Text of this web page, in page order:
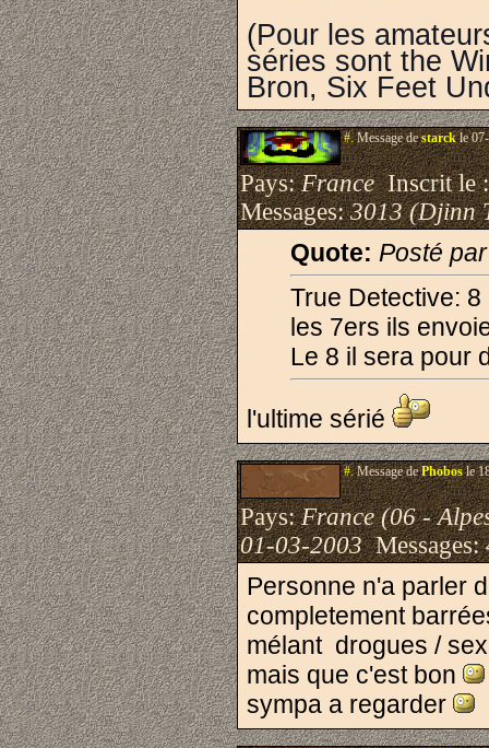
(Pour les
séries sont the
Bron, Six Feet
#.Message destarckle
Pays:FranceInscrit le
Messages:3013 (Djinn
Quote: Posté
True Detective:
les 7ers ils
Le 8 il sera pour
l'ultime sérié
#.Message dePhobosle
Pays:France (06 -
01-03-2003Messages:
Personne n'a parler
completement
mélant drogues /
mais que c'est bon
sympa a regarder